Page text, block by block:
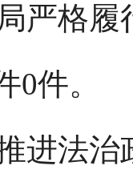
严格
0件。
进法